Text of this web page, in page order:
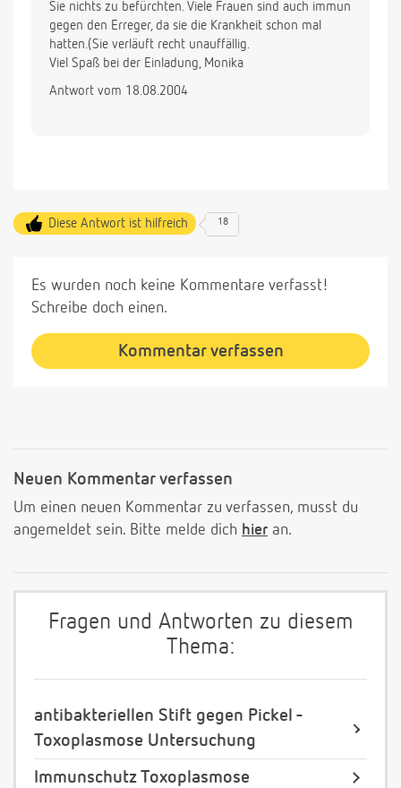
Sie nichts zu befürchten. Viele Frauen sind auch immun
gegen den Erreger, da sie die Krankheit schon mal
hatten.(Sie verläuft recht unauffällig.
Viel Spaß bei der Einladung, Monika
Antwort vom 18.08.2004
Diese Antwort ist hilfreich 18
Es wurden noch keine Kommentare verfasst!
Schreibe doch einen.
Kommentar verfassen
Neuen Kommentar verfassen
Um einen neuen Kommentar zu verfassen, musst du
angemeldet sein. Bitte melde dich hier an.
Fragen und Antworten zu diesem
Thema:
antibakteriellen Stift gegen Pickel -
Toxoplasmose Untersuchung
Immunschutz Toxoplasmose